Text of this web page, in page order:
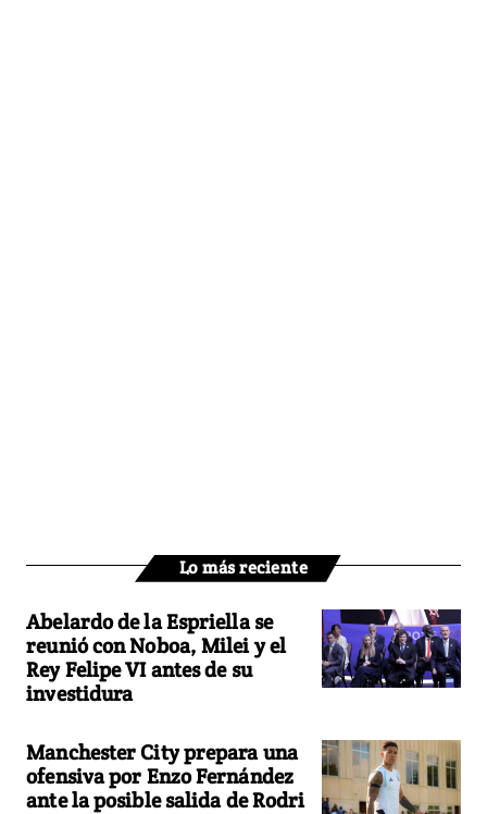
Lo más reciente
Abelardo de la Espriella se
reunió con Noboa, Milei y el
Rey Felipe VI antes de su
investidura
Manchester City prepara una
ofensiva por Enzo Fernández
ante la posible salida de Rodri